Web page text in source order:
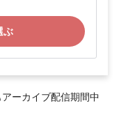
ぶ
ーカイブ配信期間中